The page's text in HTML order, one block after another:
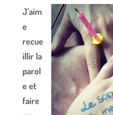
J’aim
e
recue
illir la
parol
e et
faire